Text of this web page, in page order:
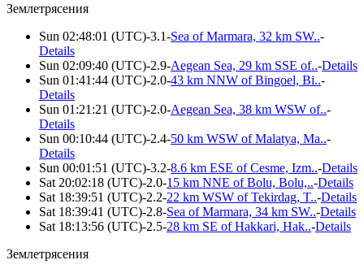
Землетрясения
Sun 02:48:01 (UTC)-3.1-Sea of Marmara, 32 km SW..-
Details
Sun 02:09:40 (UTC)-2.9-Aegean Sea, 29 km SSE of..-Details
Sun 01:41:44 (UTC)-2.0-43 km NNW of Bingoel, Bi..-
Details
Sun 01:21:21 (UTC)-2.0-Aegean Sea, 38 km WSW of..-
Details
Sun 00:10:44 (UTC)-2.4-50 km WSW of Malatya, Ma..-
Details
Sun 00:01:51 (UTC)-3.2-8.6 km ESE of Cesme, Izm..-Details
Sat 20:02:18 (UTC)-2.0-15 km NNE of Bolu, Bolu,..-Details
Sat 18:39:51 (UTC)-2.2-22 km WSW of Tekirdag, T..-Details
Sat 18:39:41 (UTC)-2.8-Sea of Marmara, 34 km SW..-Details
Sat 18:13:56 (UTC)-2.5-28 km SE of Hakkari, Hak..-Details
Землетрясения